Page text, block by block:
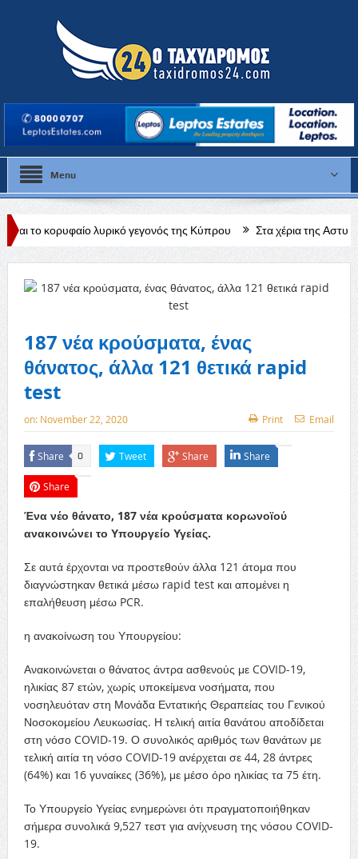
Menu
λυρικό γεγονός της Κύπρου Στα χέρια της Αστυνομίας 28χρονος
κατά το πραξικόπημα
187 νέα κρούσματα, ένας
θάνατος, άλλα 121 θετικά rapid
test
on: November 22, 2020 Print Email
Share 0 Tweet Share Share
Share
Ένα νέο θάνατο, 187 νέα κρούσματα κορωνοϊού
ανακοινώνει το Υπουργείο Υγείας.
Σε αυτά έρχονται να προστεθούν άλλα 121 άτομα που
διαγνώστηκαν θετικά μέσω rapid test και απομένει η
επαλήθευση μέσω PCR.
η ανακοίνωση του Υπουργείου:
Ανακοινώνεται ο θάνατος άντρα ασθενούς με COVID-19,
ηλικίας 87 ετών, χωρίς υποκείμενα νοσήματα, που
νοσηλευόταν στη Μονάδα Εντατικής Θεραπείας του Γενικού
Νοσοκομείου Λευκωσίας. Η τελική αιτία θανάτου αποδίδεται
στη νόσο COVID-19. Ο συνολικός αριθμός των θανάτων με
τελική αιτία τη νόσο COVID-19 ανέρχεται σε 44, 28 άντρες
(64%) και 16 γυναίκες (36%), με μέσο όρο ηλικίας τα 75 έτη.
Το Υπουργείο Υγείας ενημερώνει ότι πραγματοποιήθηκαν
σήμερα συνολικά 9,527 τεστ για ανίχνευση της νόσου COVID-
19.